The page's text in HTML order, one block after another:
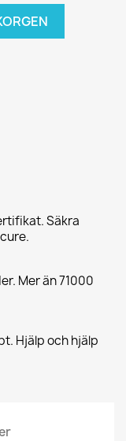
Säkra
Mer än 71000
Hjälp och hjälp